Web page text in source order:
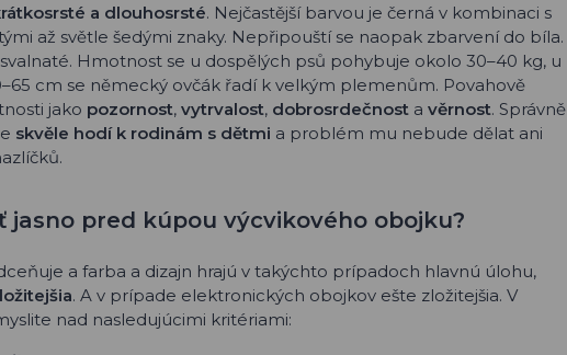
a dlouhosrsté. Nejčastější barvou je černá v kombinaci s
až světle šedými znaky. Nepřipouští se naopak zbarvení do bíla.
Hmotnost se u dospělých psů pohybuje okolo 30–40 kg, u
cm se německý ovčák řadí k velkým plemenům. Povahově
jako pozornost, vytrvalost, dobrosrdečnost a věrnost. Správně
skvěle hodí k rodinám s dětmi a problém mu nebude dělat ani
jasno pred kúpou výcvikového obojku?
a farba a dizajn hrajú v takýchto prípadoch hlavnú úlohu,
. A v prípade elektronických obojkov ešte zložitejšia. V
nad nasledujúcimi kritériami: